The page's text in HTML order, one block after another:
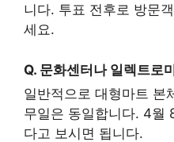
니다. 투표 전후로 방문
세요.
Q. 문화센터나 일렉트로
일반적으로 대형마트 본
무일은 동일합니다. 4월
다고 보시면 됩니다.